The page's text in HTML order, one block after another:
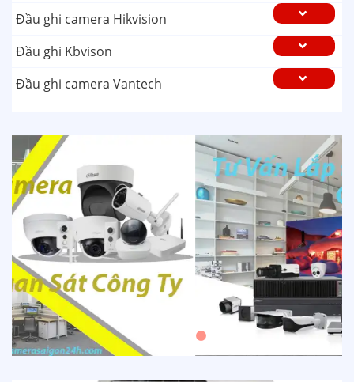
Đầu ghi camera Hikvision
Đầu ghi Kbvison
Đầu ghi camera Vantech